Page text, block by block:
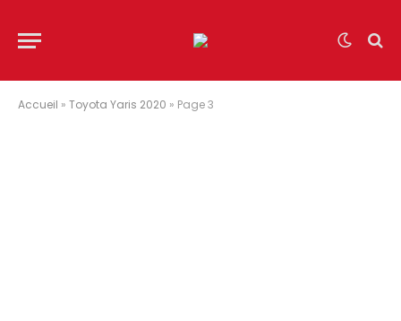
Accueil » Toyota Yaris 2020 » Page 3